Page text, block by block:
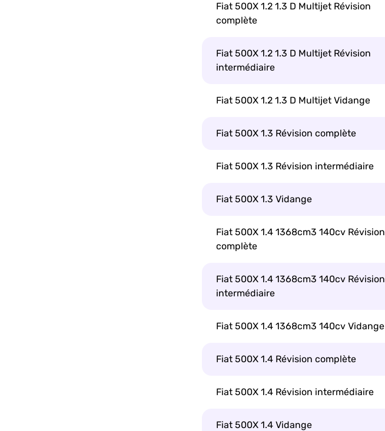
Fiat 500X 1.2 1.3 D Multijet Révision
complète
Fiat 500X 1.2 1.3 D Multijet Révision
intermédiaire
Fiat 500X 1.2 1.3 D Multijet Vidange
Fiat 500X 1.3 Révision complète
Fiat 500X 1.3 Révision intermédiaire
Fiat 500X 1.3 Vidange
Fiat 500X 1.4 1368cm3 140cv Révision
complète
Fiat 500X 1.4 1368cm3 140cv Révision
intermédiaire
Fiat 500X 1.4 1368cm3 140cv Vidange
Fiat 500X 1.4 Révision complète
Fiat 500X 1.4 Révision intermédiaire
Fiat 500X 1.4 Vidange